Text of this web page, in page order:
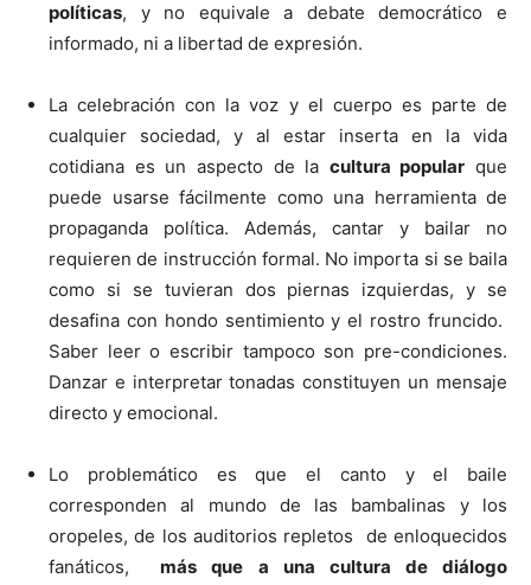
políticas, y no equivale a debate democrático e
informado, ni a libertad de expresión.
La celebración con la voz y el cuerpo es parte de
cualquier sociedad, y al estar inserta en la vida
cotidiana es un aspecto de la cultura popular que
puede usarse fácilmente como una herramienta de
propaganda política. Además, cantar y bailar no
requieren de instrucción formal. No importa si se baila
como si se tuvieran dos piernas izquierdas, y se
desafina con hondo sentimiento y el rostro fruncido.
Saber leer o escribir tampoco son pre-condiciones.
Danzar e interpretar tonadas constituyen un mensaje
directo y emocional.
Lo problemático es que el canto y el baile
corresponden al mundo de las bambalinas y los
oropeles, de los auditorios repletos de enloquecidos
fanáticos,más que a una cultura de diálogo